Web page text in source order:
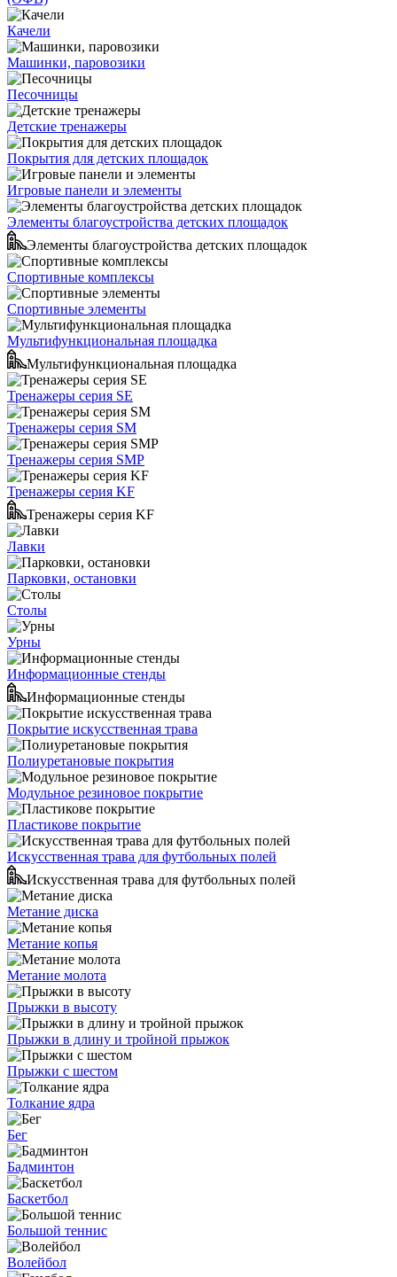
Качели
Машинки, паровозики
Песочницы
Детские тренажеры
Покрытия для детских площадок
Игровые панели и элементы
Элементы благоустройства детских площадок
Элементы благоустройства детских площадок
Спортивные комплексы
Спортивные элементы
Мультифункциональная площадка
Мультифункциональная площадка
Тренажеры серия SE
Тренажеры серия SM
Тренажеры серия SMP
Тренажеры серия KF
Тренажеры серия KF
Лавки
Парковки, остановки
Столы
Урны
Информационные стенды
Информационные стенды
Покрытие искусственная трава
Полиуретановые покрытия
Модульное резиновое покрытие
Пластикове покрытие
Искусственная трава для футбольных полей
Искусственная трава для футбольных полей
Метание диска
Метание копья
Метание молота
Прыжки в высоту
Прыжки в длину и тройной прыжок
Прыжки с шестом
Толкание ядра
Бег
Бадминтон
Баскетбол
Большой теннис
Волейбол